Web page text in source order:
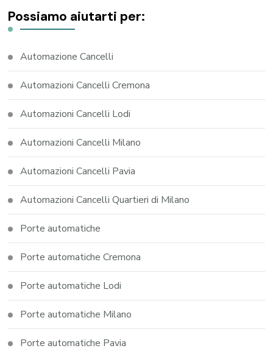
Possiamo aiutarti per:
Automazione Cancelli
Automazioni Cancelli Cremona
Automazioni Cancelli Lodi
Automazioni Cancelli Milano
Automazioni Cancelli Pavia
Automazioni Cancelli Quartieri di Milano
Porte automatiche
Porte automatiche Cremona
Porte automatiche Lodi
Porte automatiche Milano
Porte automatiche Pavia